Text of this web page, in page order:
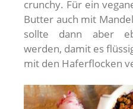
crunchy. Für ein
Butter auch mit
sollte dann aber
werden, damit es
mit den Haferflocken